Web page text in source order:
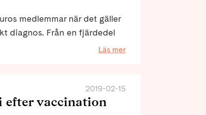
medlemmar när det gäller
diagnos. Från en fjärdedel
2019. Se videoklippet från
Läs mer
2019-02-15
efter vaccination